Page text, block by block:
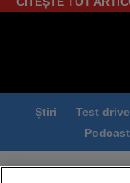
Știri Test drive
Termeni si